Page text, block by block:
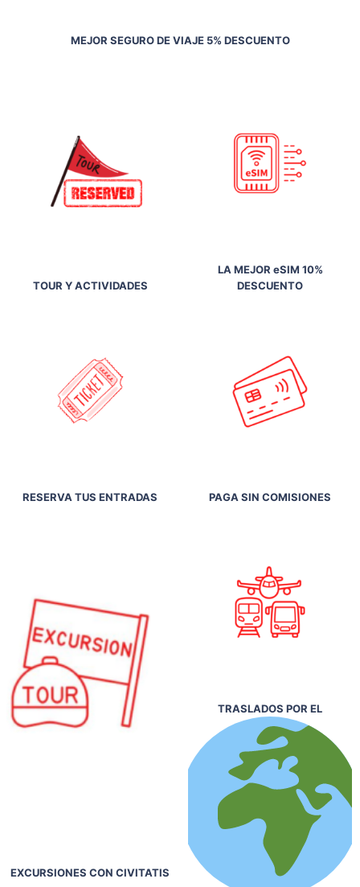
MEJOR SEGURO DE VIAJE 5% DESCUENTO
TOUR Y ACTIVIDADES
LA MEJOR eSIM 10%
DESCUENTO
RESERVA TUS ENTRADAS PAGA SIN COMISIONES
EXCURSIONES CON CIVITATIS
TRASLADOS POR EL